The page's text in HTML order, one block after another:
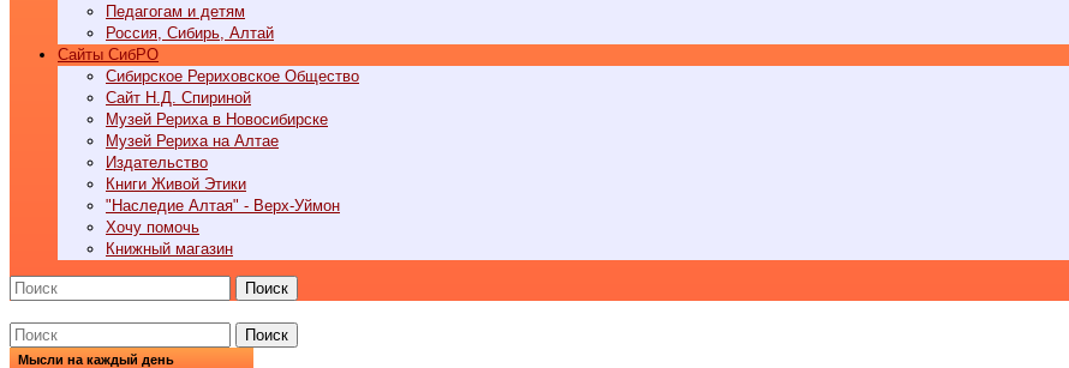
Педагогам и детям
Россия, Сибирь, Алтай
Cайты СибРО
Сибирское Рериховское Общество
Сайт Н.Д. Спириной
Музей Рериха в Новосибирске
Музей Рериха на Алтае
Издательство
Книги Живой Этики
"Наследие Алтая" - Верх-Уймон
Хочу помочь
Книжный магазин
Поиск
Поиск
Мысли на каждый день